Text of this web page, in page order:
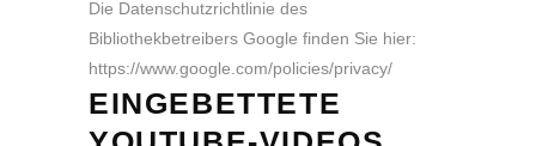
Die Datenschutzrichtlinie des
Bibliothekbetreibers Google finden Sie hier:
https://www.google.com/policies/privacy/
EINGEBETTETE